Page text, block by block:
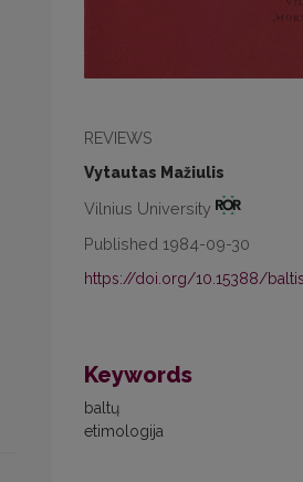
REVIEWS
Vytautas Mažiulis
Vilnius University
Published 1984-09-30
https://doi.org/10.15388/
Keywords
baltų
etimologija